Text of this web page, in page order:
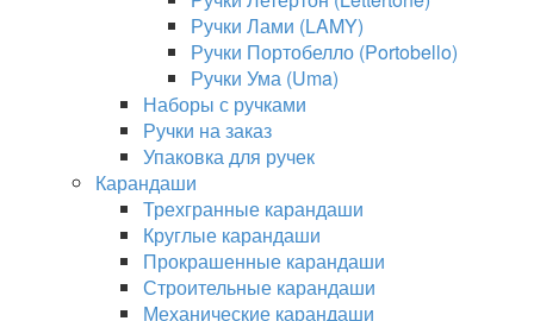
Ручки Лами (LAMY)
Ручки Портобелло (Portobello)
Ручки Ума (Uma)
Наборы с ручками
Ручки на заказ
Упаковка для ручек
Карандаши
Трехгранные карандаши
Круглые карандаши
Прокрашенные карандаши
Строительные карандаши
Механические карандаши